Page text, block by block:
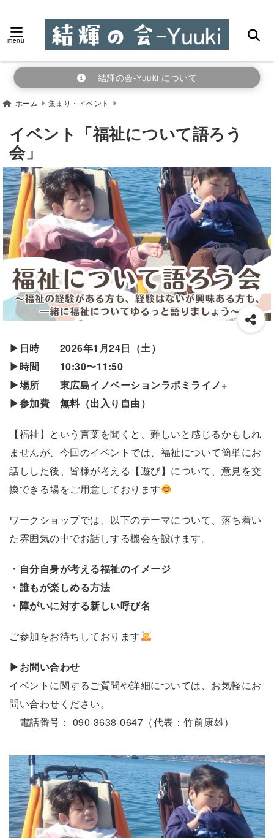
menu
結輝の会-Yuuki について
ホーム 集まり・イベント
イベント「福祉について語ろう
会」
▶︎日時 2026年1月24日（土）
▶︎時間 10:30〜11:50
▶︎場所 東広島イノベーションラボミライノ+
▶︎参加費 無料（出入り自由）
【福祉】という言葉を聞くと、難しいと感じるかもしれ
ませんが、今回のイベントでは、福祉について簡単にお
話しした後、皆様が考える【遊び】について、意見を交
換できる場をご用意しております
ワークショップでは、以下のテーマについて、落ち着い
た雰囲気の中でお話しする機会を設けます。
・自分自身が考える福祉のイメージ
・誰もが楽しめる方法
・障がいに対する新しい呼び名
ご参加をお待ちしております
▶︎お問い合わせ
イベントに関するご質問や詳細については、お気軽にお
問い合わせください。
電話番号： 090-3638-0647（代表：竹前康雄）